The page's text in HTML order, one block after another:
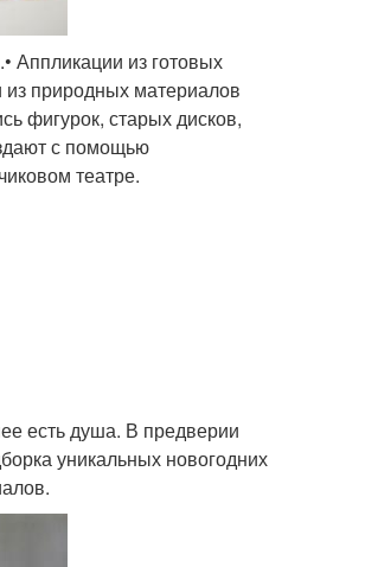
Аппликации из готовых
из природных материалов
фигурок, старых дисков,
с помощью
театре.
есть душа. В предверии
уникальных новогодних